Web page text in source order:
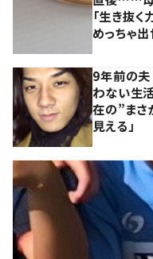
「生き抜く
めっちゃ出
9年前の夫
わない生
在の”まさ
見える」